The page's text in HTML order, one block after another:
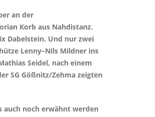
an der
Korb aus Nahdistanz.
Dabelstein. Und nur zwei
Lenny–Nils Mildner ins
Seidel, nach einem
SG Gößnitz/Zehma zeigten
auch noch erwähnt werden